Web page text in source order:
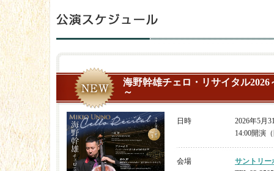
海野幹雄チェロ・リサイタル
～
日時
2026年5月
14:00開演
会場
サントリー